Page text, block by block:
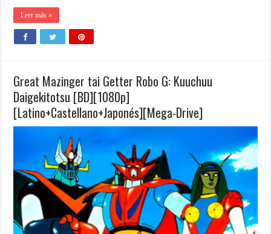
Leer más »
Great Mazinger tai Getter Robo G: Kuuchuu
Daigekitotsu [BD][1080p]
[Latino+Castellano+Japonés][Mega-Drive]